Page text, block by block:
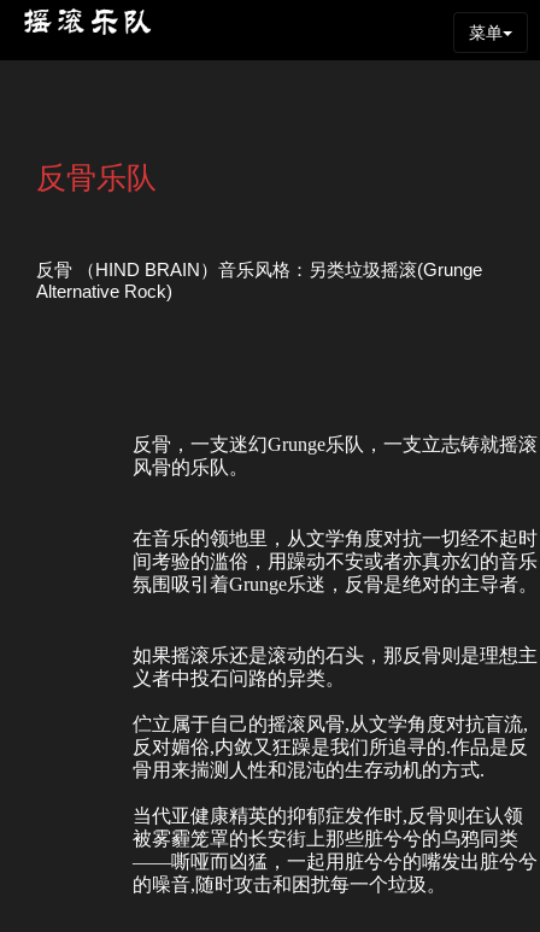
菜单
反骨乐队
反骨 （HIND BRAIN）音乐风格：另类垃圾摇滚(Grunge
Alternative Rock)
反骨，一支迷幻Grunge乐队，一支立志铸就摇滚
风骨的乐队。
在音乐的领地里，从文学角度对抗一切经不起时
间考验的滥俗，用躁动不安或者亦真亦幻的音乐
氛围吸引着Grunge乐迷，反骨是绝对的主导者。
如果摇滚乐还是滚动的石头，那反骨则是理想主
义者中投石问路的异类。
伫立属于自己的摇滚风骨,从文学角度对抗盲流,
反对媚俗,内敛又狂躁是我们所追寻的.作品是反
骨用来揣测人性和混沌的生存动机的方式.
当代亚健康精英的抑郁症发作时,反骨则在认领
被雾霾笼罩的长安街上那些脏兮兮的乌鸦同类
——嘶哑而凶猛，一起用脏兮兮的嘴发出脏兮兮
的噪音,随时攻击和困扰每一个垃圾。